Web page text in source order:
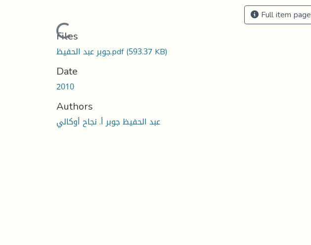
Loading...
Files
جوبر عبد الحفيظ.pdf(593.37 KB)
Date
2010
Authors
عبد الحفيظ جوبر أ. نجاح أوكالي
Full item page